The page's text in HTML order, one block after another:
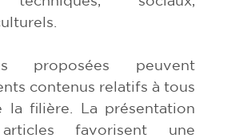
proposées peuvent
contenus relatifs à tous
la filière. La présentation
favorisent une